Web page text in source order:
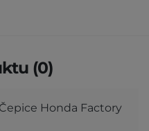
(0)
Honda Factory